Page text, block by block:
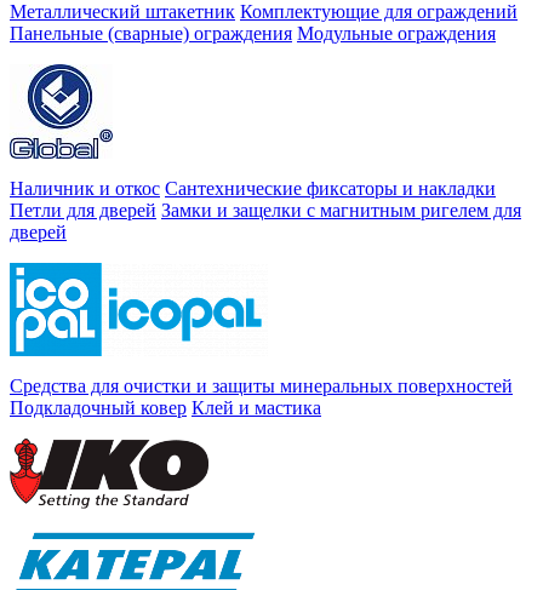
Металлический штакетник Комплектующие для ограждений
Панельные (сварные) ограждения Модульные ограждения
Наличник и откос Сантехнические фиксаторы и накладки
Петли для дверей Замки и защелки с магнитным ригелем для
дверей
Средства для очистки и защиты минеральных поверхностей
Подкладочный ковер Клей и мастика